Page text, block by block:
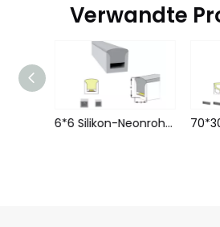
Verwandte
6*6 Silikon-Neonrohr Flex Streifen LWTG0606-1